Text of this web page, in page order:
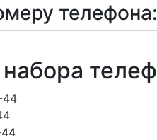
телефона:
44